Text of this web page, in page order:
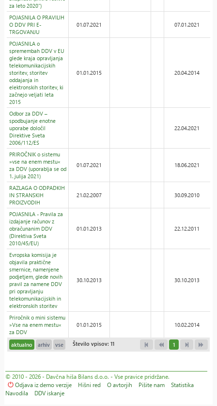
za leto 2020“)
POJASNILA O PRAVILIH
O DDV PRI E-
TRGOVANJU
01.07.2021 07.01.2021
POJASNILA o
spremembah DDV v EU
glede kraja opravljanja
telekomunikacijskih
storitev, storitev
oddajanja in
elektronskih storitev, ki
začnejo veljati leta
2015
01.01.2015 20.04.2014
Odbor za DDV –
spodbujanje enotne
uporabe določil
Direktive Sveta
2006/112/ES
22.04.2021
PRIROČNIK o sistemu
»vse na enem mestu«
za DDV (uporablja se od
1. julija 2021)
01.07.2021 18.06.2021
RAZLAGA O ODPADKIH
IN STRANSKIH
PROIZVODIH
21.02.2007 30.09.2010
POJASNILA - Pravila za
izdajanje računov z
obračunanim DDV
(Direktiva Sveta
2010/45/EU)
01.01.2013 22.12.2011
Evropska komisija je
objavila praktične
smernice, namenjene
podjetjem, glede novih
pravil za namene DDV
pri opravljanju
telekomunikacijskih in
elektronskih storitev
30.10.2013 30.10.2013
Priročnik o mini sistemu
»Vse na enem mestu«
za DDV
01.01.2015 10.02.2014
aktualno arhiv vse Število vpisov: 11 1
© 2010 - 2026 - Davčna hiša Bilans d.o.o. - Vse pravice pridržane.
Odjava iz demo verzije
Hišni red O avtorjih Pišite nam
Statistika
Navodila
DDV iskanje